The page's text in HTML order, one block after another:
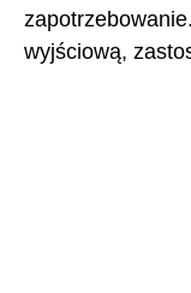
wyjściową,